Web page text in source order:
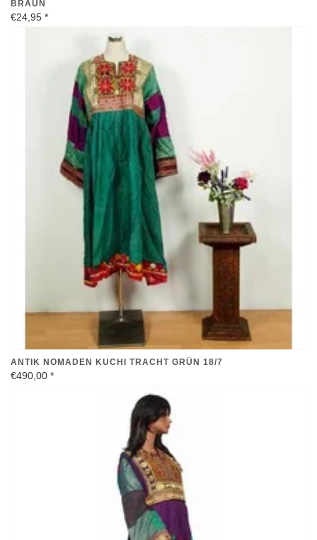
BRAUN
€24,95 *
ANTIK NOMADEN KUCHI TRACHT GRÜN 18/7
€490,00 *